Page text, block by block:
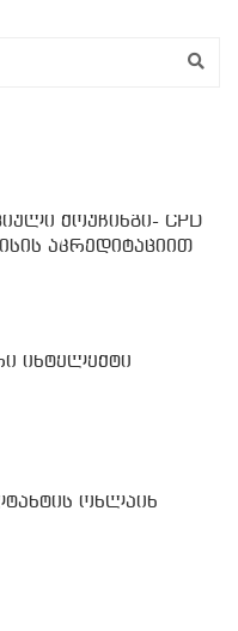
ქოუჩინგი- CPD
აკრედიტაციით
ინტელექტი
ონლაინ